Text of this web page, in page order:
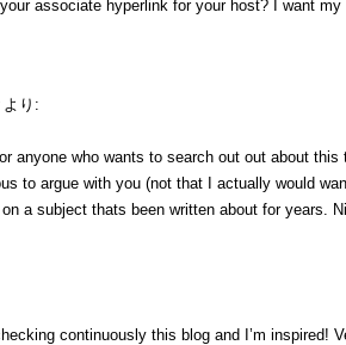
associate hyperlink for your host? I want
より:
anyone who wants to search out out about this
to argue with you (not that I actually would
a subject thats been written about for years.
continuously this blog and I’m inspired!